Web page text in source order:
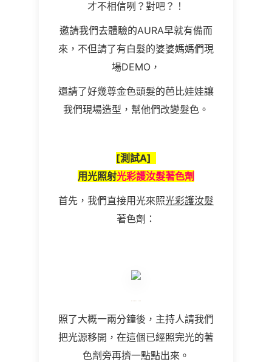
才不相信咧？對吧？！
邀請我們去體驗的AURA早就有備而
來，不但請了有白髮的婆婆媽媽們現
場DEMO，
還請了好幾尊金色頭髮的芭比娃娃讓
我們現場造型，幫他們改變髮色。
[測試A]
用光照射光彩護汝髮著色劑
首先，我們直接用光來照光彩護汝髮
著色劑：
照了大概一兩分鐘後，主持人請我們
把光源移開，在這個已經照完光的著
色劑旁再擠一點點出來。